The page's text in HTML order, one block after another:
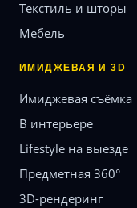
Текстиль и шторы
Мебель
ИМИДЖЕВАЯ И 3D
Имиджевая съёмка
В интерьере
Lifestyle на выезде
Предметная 360°
3D-рендеринг